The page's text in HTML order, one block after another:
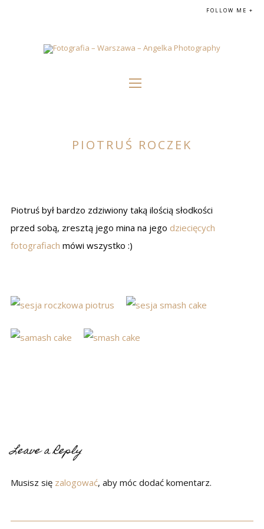
FOLLOW ME +
PIOTRUŚ ROCZEK
Piotruś był bardzo zdziwiony taką ilością słodkości
przed sobą, zresztą jego mina na jego dziecięcych
fotografiach mówi wszystko :)
Leave a Reply
Musisz się zalogować, aby móc dodać komentarz.